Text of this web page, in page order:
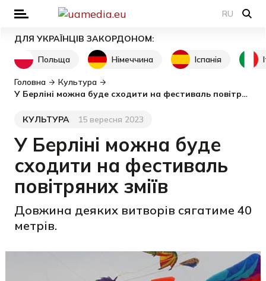
RU
ДЛЯ УКРАЇНЦІВ ЗАКОРДОНОМ:
Польща
Німеччина Іспанія
Головна
Культура
У Берліні можна буде сходити на фестиваль повітряних зміїв
Категорія
КУЛЬТУРА
Дата публікації15 вересня 2023
У Берліні можна буде
сходити на фестиваль
повітряних зміїв
Довжина деяких витворів сягатиме 40
метрів.